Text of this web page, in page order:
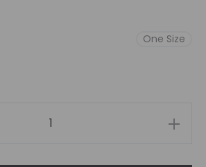
One Size